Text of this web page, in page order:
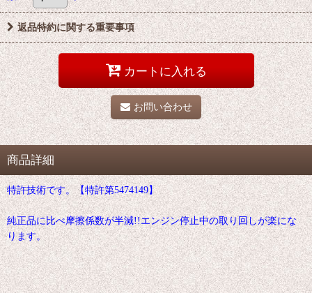
返品特約に関する重要事項
カートに入れる
お問い合わせ
商品詳細
特許技術です。【特許第5474149】
純正品に比べ摩擦係数が半減!!エンジン停止中の取り回しが楽にな
ります。